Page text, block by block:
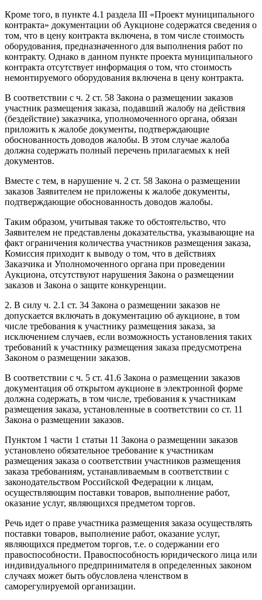
Кроме того, в пункте 4.1 раздела III «Проект муниципального
контракта» документации об Аукционе содержатся сведения о
том, что в цену контракта включена, в том числе стоимость
оборудования, предназначенного для выполнения работ по
контракту. Однако в данном пункте проекта муниципального
контракта отсутствует информация о том, что стоимость
немонтируемого оборудования включена в цену контракта.
В соответствии с ч. 2 ст. 58 Закона о размещении заказов
участник размещения заказа, подавший жалобу на действия
(бездействие) заказчика, уполномоченного органа, обязан
приложить к жалобе документы, подтверждающие
обоснованность доводов жалобы. В этом случае жалоба
должна содержать полный перечень прилагаемых к ней
документов.
Вместе с тем, в нарушение ч. 2 ст. 58 Закона о размещении
заказов Заявителем не приложены к жалобе документы,
подтверждающие обоснованность доводов жалобы.
Таким образом, учитывая также то обстоятельство, что
Заявителем не представлены доказательства, указывающие на
факт ограничения количества участников размещения заказа,
Комиссия приходит к выводу о том, что в действиях
Заказчика и Уполномоченного органа при проведении
Аукциона, отсутствуют нарушения Закона о размещении
заказов и Закона о защите конкуренции.
2. В силу ч. 2.1 ст. 34 Закона о размещении заказов не
допускается включать в документацию об аукционе, в том
числе требования к участнику размещения заказа, за
исключением случаев, если возможность установления таких
требований к участнику размещения заказа предусмотрена
Законом о размещении заказов.
В соответствии с ч. 5 ст. 41.6 Закона о размещении заказов
документация об открытом аукционе в электронной форме
должна содержать, в том числе, требования к участникам
размещения заказа, установленные в соответствии со ст. 11
Закона о размещении заказов.
Пунктом 1 части 1 статьи 11 Закона о размещении заказов
установлено обязательное требование к участникам
размещения заказа о соответствии участников размещения
заказа требованиям, устанавливаемым в соответствии с
законодательством Российской Федерации к лицам,
осуществляющим поставки товаров, выполнение работ,
оказание услуг, являющихся предметом торгов.
Речь идет о праве участника размещения заказа осуществлять
поставки товаров, выполнение работ, оказание услуг,
являющихся предметом торгов, т.е. о содержании его
правоспособности. Правоспособность юридического лица или
индивидуального предпринимателя в определенных законом
случаях может быть обусловлена членством в
саморегулируемой организации.